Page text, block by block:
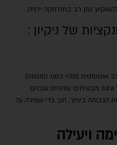
זמן רב בתחזוקה ידנית.
אוטומטית (תלוי בסוג המכונה)
סינון מים: מסנני המים (פילטרים) של Jura מבטיחים שהמים שבהם
ביותר, תוך כדי שמירה על
ויעילה